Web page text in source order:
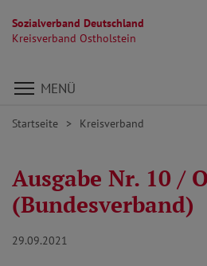
Sozialverband Deutschland
Kreisverband Ostholstein
Direkt zu den Inhalten springen
MENÜ
Startseite Kreisverband
Ausgabe Nr. 10 /
(Bundesverband)
29.09.2021